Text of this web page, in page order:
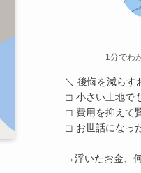
1分でわ
＼ 後悔を減らす
◻︎ 小さい土地で
◻︎ 費用を抑えて
◻︎ お世話になっ
→浮いたお金、